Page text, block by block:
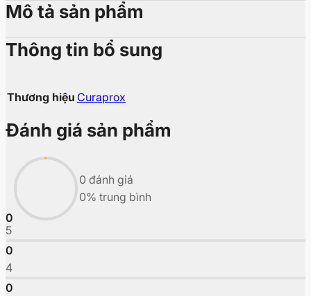
Mô tả sản phẩm
Thông tin bổ sung
Thương hiệu Curaprox
Đánh giá sản phẩm
0
0 đánh giá
0% trung bình
5
0
4
0